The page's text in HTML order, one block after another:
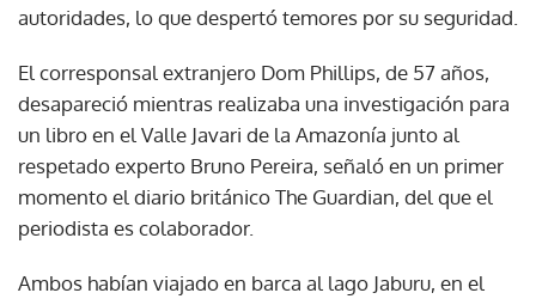
autoridades, lo que despertó temores por su seguridad.
El corresponsal extranjero Dom Phillips, de 57 años,
desapareció mientras realizaba una investigación para
un libro en el Valle Javari de la Amazonía junto al
respetado experto Bruno Pereira, señaló en un primer
momento el diario británico The Guardian, del que el
periodista es colaborador.
Ambos habían viajado en barca al lago Jaburu, en el